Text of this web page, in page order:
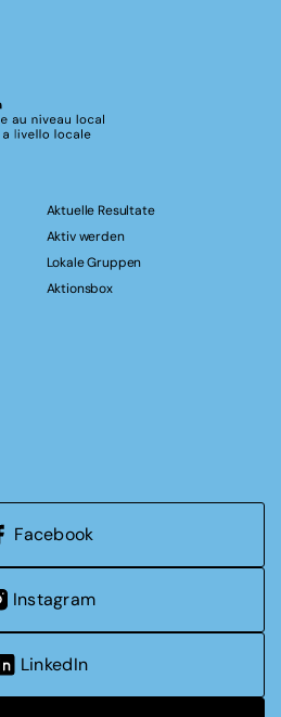
Aktuelle Resultate
Aktiv werden
Lokale Gruppen
Aktionsbox
Facebook
Instagram
LinkedIn